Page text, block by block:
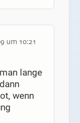
um 10:21
lange
wenn